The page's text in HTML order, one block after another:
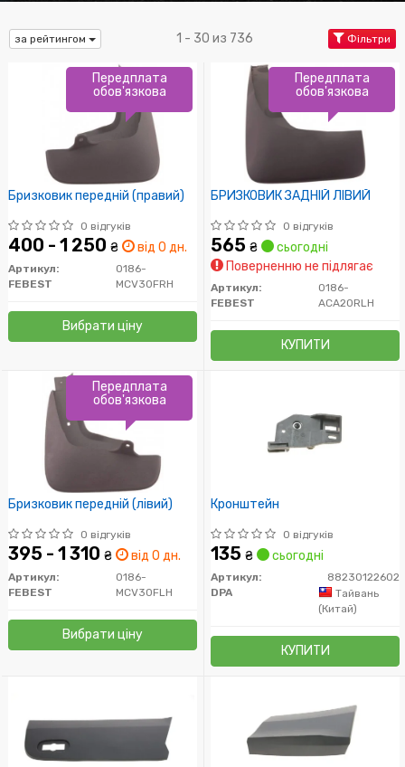
за рейтингом 1 - 30 из 736 Фільтри
Бризковик передній (правий)
0 відгуків
400 - 1 250 ₴ від 0 дн.
Артикул:
0186-
MCV30FRH
FEBEST
Вибрати ціну
Передплата
обов'язкова
БРИЗКОВИК ЗАДНІЙ ЛІВИЙ
0 відгуків
565 ₴
сьогодні
Поверненню не підлягає
Артикул:
0186-
ACA20RLH
FEBEST
КУПИТИ
Передплата
обов'язкова
Бризковик передній (лівий)
0 відгуків
395 - 1 310 ₴ від 0 дн.
Артикул:
0186-
MCV30FLH
FEBEST
Вибрати ціну
Передплата
обов'язкова
Кронштейн
0 відгуків
135 ₴ сьогодні
Артикул:
88230122602
DPA
Тайвань
(Китай)
КУПИТИ